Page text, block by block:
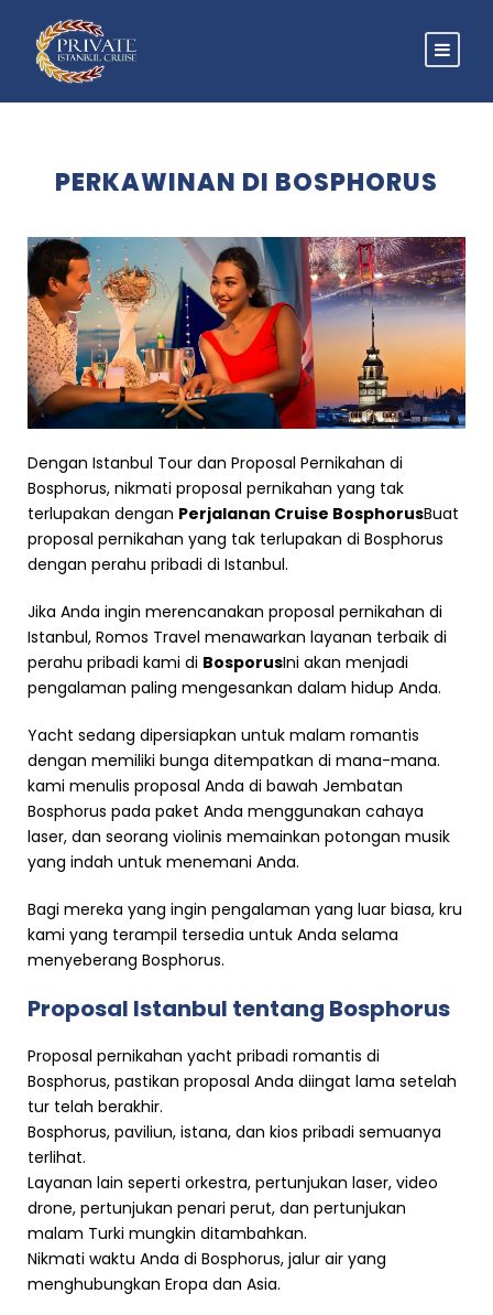
PERKAWINAN DI BOSPHORUS
Dengan Istanbul Tour dan Proposal Pernikahan di
Bosphorus, nikmati proposal pernikahan yang tak
terlupakan dengan Perjalanan Cruise BosphorusBuat
proposal pernikahan yang tak terlupakan di Bosphorus
dengan perahu pribadi di Istanbul.
Jika Anda ingin merencanakan proposal pernikahan di
Istanbul, Romos Travel menawarkan layanan terbaik di
perahu pribadi kami di BosporusIni akan menjadi
pengalaman paling mengesankan dalam hidup Anda.
Yacht sedang dipersiapkan untuk malam romantis
dengan memiliki bunga ditempatkan di mana-mana.
kami menulis proposal Anda di bawah Jembatan
Bosphorus pada paket Anda menggunakan cahaya
laser, dan seorang violinis memainkan potongan musik
yang indah untuk menemani Anda.
Bagi mereka yang ingin pengalaman yang luar biasa, kru
kami yang terampil tersedia untuk Anda selama
menyeberang Bosphorus.
Proposal Istanbul tentang Bosphorus
Proposal pernikahan yacht pribadi romantis di
Bosphorus, pastikan proposal Anda diingat lama setelah
tur telah berakhir.
Bosphorus, paviliun, istana, dan kios pribadi semuanya
terlihat.
Layanan lain seperti orkestra, pertunjukan laser, video
drone, pertunjukan penari perut, dan pertunjukan
malam Turki mungkin ditambahkan.
Nikmati waktu Anda di Bosphorus, jalur air yang
menghubungkan Eropa dan Asia.